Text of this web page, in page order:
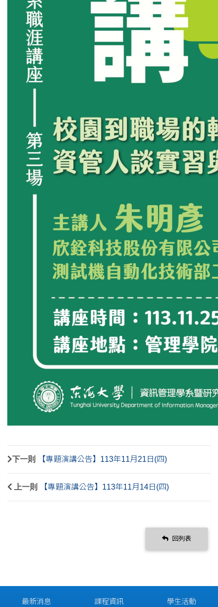
下一則 【專題演講公告】113年11月21日(四)
上一則 【專題演講公告】113年11月14日(四)
回列表
最新消息 課程資訊 學生活動